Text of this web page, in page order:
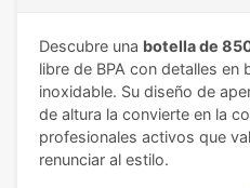
Descubre una botella de
libre de BPA con detalles en
inoxidable. Su diseño de
de altura la convierte en la
profesionales activos que
renunciar al estilo.